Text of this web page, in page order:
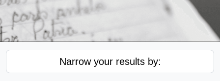
Narrow your results by: